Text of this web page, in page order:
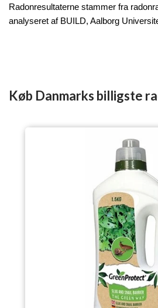
Radonresultaterne stammer fra
analyseret af BUILD, Aalborg
Køb Danmarks billigste